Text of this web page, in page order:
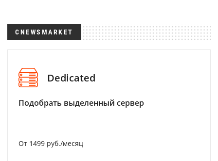
CNEWSMARKET
Dedicated
Подобрать выделенный сервер
От 1499 руб./месяц